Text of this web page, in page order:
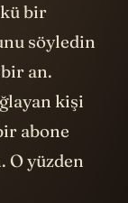
bir
söyledin
an.
kişi
abone
O yüzden